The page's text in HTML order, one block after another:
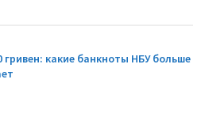
гривен: какие банкноты НБУ больше